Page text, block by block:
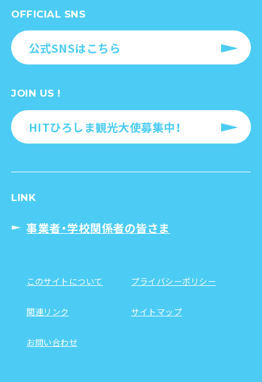
OFFICIAL SNS
公式SNSはこちら
JOIN US !
HITひろしま観光大使募集中！
LINK
事業者・学校関係者の皆さま
このサイトについて プライバシーポリシー
関連リンク サイトマップ
お問い合わせ